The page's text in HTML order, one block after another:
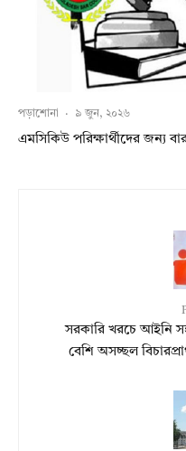
পড়াশোনা · ৯ জুন, ২০২৬
এমসিকিউ পরিক্ষার্থীদের জন্য
সরকারি খরচে আইনি
বেশি অসচ্ছল